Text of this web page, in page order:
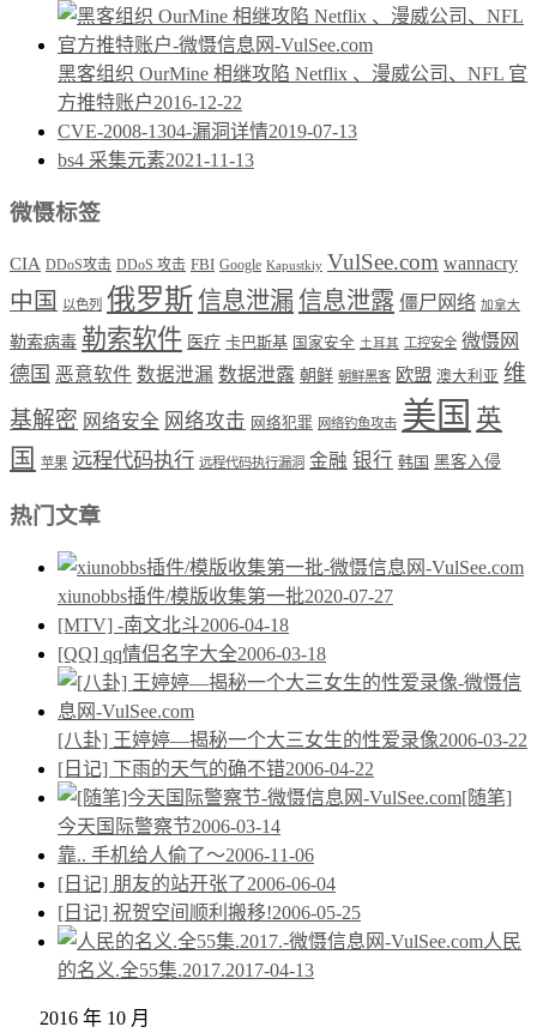
黑客组织 OurMine 相继攻陷 Netflix 、漫威公司、NFL 官
方推特账户2016-12-22
CVE-2008-1304-漏洞详情2019-07-13
bs4 采集元素2021-11-13
微慑标签
CIA DDoS攻击 DDoS 攻击 FBI Google Kapustkiy VulSee.com wannacry
中国 以色列 俄罗斯信息泄漏信息泄露 僵尸网络 加拿大
勒索病毒 勒索软件 医疗 卡巴斯基 国家安全 土耳其 工控安全 微慑网
德国 恶意软件 数据泄漏 数据泄露 朝鲜 朝鲜黑客 欧盟 澳大利亚 维
基解密 网络安全 网络攻击 网络犯罪 网络钓鱼攻击 美国 英
国
苹果 远程代码执行 远程代码执行漏洞 金融 银行 韩国 黑客入侵
热门文章
xiunobbs插件/模版收集第一批2020-07-27
[MTV] -南文北斗2006-04-18
[QQ] qq情侣名字大全2006-03-18
[八卦] 王婷婷—揭秘一个大三女生的性爱录像2006-03-22
[日记] 下雨的天气的确不错2006-04-22
[随笔]
今天国际警察节2006-03-14
靠.. 手机给人偷了～2006-11-06
[日记] 朋友的站开张了2006-06-04
[日记] 祝贺空间顺利搬移!2006-05-25
人民
的名义.全55集.2017.2017-04-13
2016 年 10 月